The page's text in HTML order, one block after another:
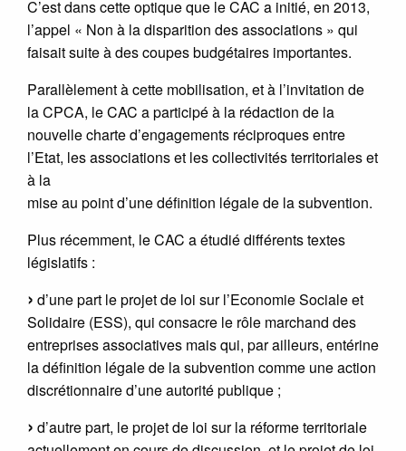
C’est dans cette optique que le CAC a initié, en 2013,
l’appel « Non à la disparition des associations » qui
faisait suite à des coupes budgétaires importantes.
Parallèlement à cette mobilisation, et à l’invitation de
la CPCA, le CAC a participé à la rédaction de la
nouvelle charte d’engagements réciproques entre
l’Etat, les associations et les collectivités territoriales et
à la
mise au point d’une définition légale de la subvention.
Plus récemment, le CAC a étudié différents textes
législatifs :
d’une part le projet de loi sur l’Economie Sociale et
Solidaire (ESS), qui consacre le rôle marchand des
entreprises associatives mais qui, par ailleurs, entérine
la définition légale de la subvention comme une action
discrétionnaire d’une autorité publique ;
d’autre part, le projet de loi sur la réforme territoriale